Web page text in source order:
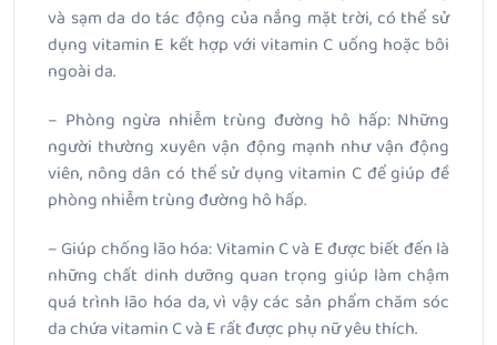
và sạm da do tác động của nắng mặt trời, có thể sử
dụng vitamin E kết hợp với vitamin C uống hoặc bôi
ngoài da.
– Phòng ngừa nhiễm trùng đường hô hấp: Những
người thường xuyên vận động mạnh như vận động
viên, nông dân có thể sử dụng vitamin C để giúp đề
phòng nhiễm trùng đường hô hấp.
– Giúp chống lão hóa: Vitamin C và E được biết đến là
những chất dinh dưỡng quan trọng giúp làm chậm
quá trình lão hóa da, vì vậy các sản phẩm chăm sóc
da chứa vitamin C và E rất được phụ nữ yêu thích.